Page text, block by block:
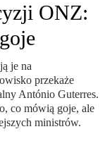
ONZ:
je na
przekaże
António Guterres.
co mówią goje, ale
ministrów.